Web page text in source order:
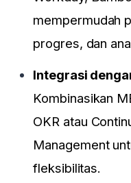
mempermudah
progres, dan
Integrasi
Kombinasikan
OKR atau
Management
fleksibilitas.